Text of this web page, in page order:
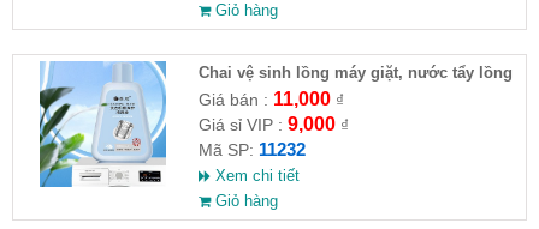
Giỏ hàng
Chai vệ sinh lồng máy giặt, nước tẩy lồng
máy giặt CLEANING FLUID
Giá bán : 11,000₫
Giá sỉ VIP : 9,000₫
Mã SP: 11232
Xem chi tiết
Giỏ hàng